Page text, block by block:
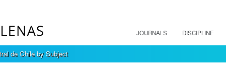
JOURNALS DISCIPLINE
de Chile by Subject